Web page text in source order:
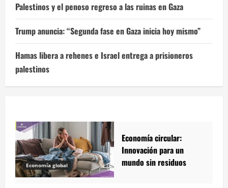
Palestinos y el penoso regreso a las ruinas en Gaza
Trump anuncia: “Segunda fase en Gaza inicia hoy mismo”
Hamas libera a rehenes e Israel entrega a prisioneros
palestinos
Economía global
Economía circular:
Innovación para un
mundo sin residuos